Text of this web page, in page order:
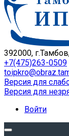
392000,
+7(475)263-0509
Версия для
Версия для
Войти